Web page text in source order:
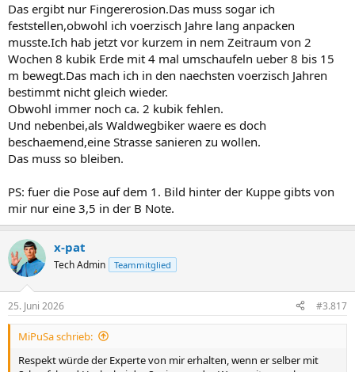
Das ergibt nur Fingererosion.Das muss sogar ich
feststellen,obwohl ich voerzisch Jahre lang anpacken
musste.Ich hab jetzt vor kurzem in nem Zeitraum von 2
Wochen 8 kubik Erde mit 4 mal umschaufeln ueber 8 bis 15
m bewegt.Das mach ich in den naechsten voerzisch Jahren
bestimmt nicht gleich wieder.
Obwohl immer noch ca. 2 kubik fehlen.
Und nebenbei,als Waldwegbiker waere es doch
beschaemend,eine Strasse sanieren zu wollen.
Das muss so bleiben.
PS: fuer die Pose auf dem 1. Bild hinter der Kuppe gibts von
mir nur eine 3,5 in der B Note.
x-pat
Tech Admin Teammitglied
25. Juni 2026 #3.817
MiPuSa schrieb:
Respekt würde der Experte von mir erhalten, wenn er selber mit